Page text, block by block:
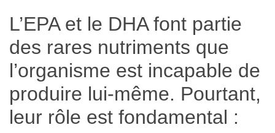
L’EPA et le DHA font partie
des rares nutriments que
l’organisme est incapable de
produire lui-même. Pourtant,
leur rôle est fondamental :